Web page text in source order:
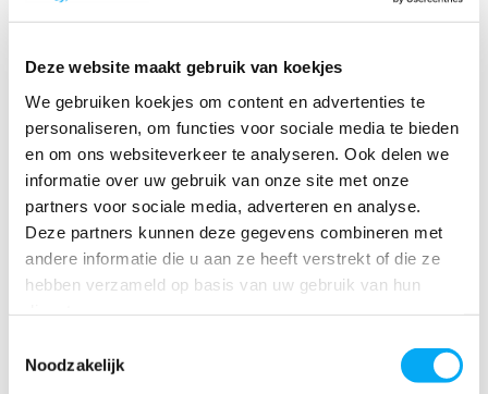
Deze website maakt gebruik van koekjes
We gebruiken koekjes om content en advertenties te
personaliseren, om functies voor sociale media te bieden
en om ons websiteverkeer te analyseren. Ook delen we
informatie over uw gebruik van onze site met onze
partners voor sociale media, adverteren en analyse.
Deze partners kunnen deze gegevens combineren met
andere informatie die u aan ze heeft verstrekt of die ze
hebben verzameld op basis van uw gebruik van hun
Noodzakelijk
uitstekende prestaties en een laag brandstofverbruik, terwijl
Belangrijkste kenmerken 4 pk buitenboordmotor
De Suzuki DF4A 4 pk buitenboordmotor biedt een
indrukwekkende combinatie van kracht en gebruiksgemak
voor kleine boten en opblaasboten. Met zijn krachtige
eencilinder motor, de grootste in zijn klasse, geniet je van
uitstekende acceleratie en efficiënt brandstofverbruik. Het
lichte en compacte ontwerp maakt hem zeer draagbaar en
gemakkelijk te bedienen, terwijl het handige kantelsysteem,
de digitale condensatorontsteking en ergonomische
handvatten het gebruiksgemak vergroten. De DF4A is
uitgerust met een betrouwbaar smeringssysteem inclusief
extra oliefilter, wat zorgt voor optimale smering en lange